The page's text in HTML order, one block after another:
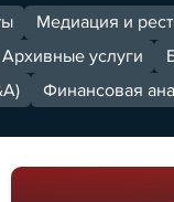
Медиация и
Архивные услуги
Финансовая